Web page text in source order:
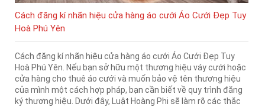
Cách đăng kí nhãn hiệu cửa hàng áo cưới Áo Cưới Đẹp Tuy
Hoà Phú Yên
Cách đăng kí nhãn hiệu cửa hàng áo cưới Áo Cưới Đẹp Tuy
Hoà Phú Yên. Nếu bạn sở hữu một thương hiệu váy cưới hoặc
cửa hàng cho thuê áo cưới và muốn bảo vệ tên thương hiệu
của mình một cách hợp pháp, bạn cần biết về quy trình đăng
ký thương hiệu. Dưới đây, Luật Hoàng Phi sẽ làm rõ các thắc